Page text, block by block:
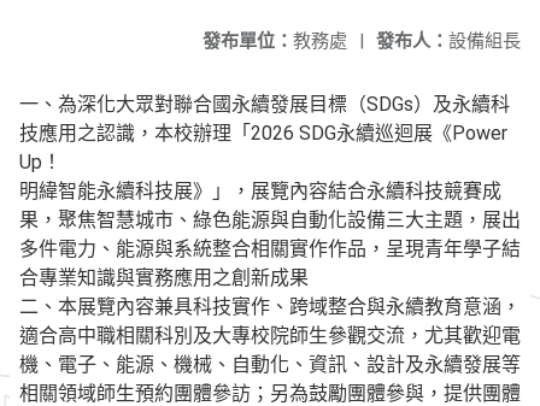
發布人： 設備組長
發布單位： 教務處 |
一、為深化大眾對聯合國永續發展目標（SDGs）及永續科
技應用之認識，本校辦理「2026 SDG永續巡迴展《Power
Up！
明緯智能永續科技展》」，展覽內容結合永續科技競賽成
果，聚焦智慧城市、綠色能源與自動化設備三大主題，展出
多件電力、能源與系統整合相關實作作品，呈現青年學子結
合專業知識與實務應用之創新成果
二、本展覽內容兼具科技實作、跨域整合與永續教育意涵，
適合高中職相關科別及大專校院師生參觀交流，尤其歡迎電
機、電子、能源、機械、自動化、資訊、設計及永續發展等
相關領域師生預約團體參訪；另為鼓勵團體參與，提供團體